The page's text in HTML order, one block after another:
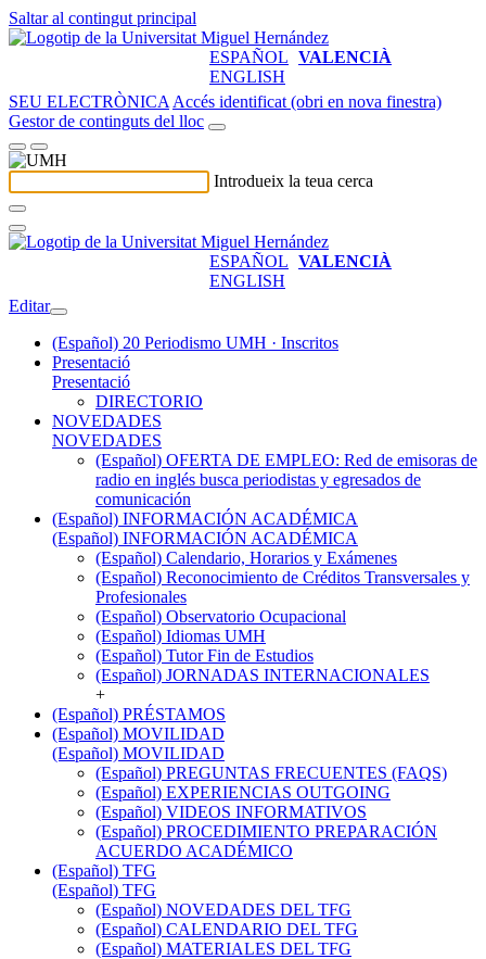
Saltar al contingut principal
ESPAÑOL VALENCIÀ
ENGLISH
SEU ELECTRÒNICA Accés identificat (obri en nova finestra)
Gestor de continguts del lloc
Introdueix la teua cerca
ESPAÑOL VALENCIÀ
ENGLISH
Editar
(Español) 20 Periodismo UMH · Inscritos
Presentació
Presentació
DIRECTORIO
NOVEDADES
NOVEDADES
(Español) OFERTA DE EMPLEO: Red de emisoras de
radio en inglés busca periodistas y egresados de
comunicación
(Español) INFORMACIÓN ACADÉMICA
(Español) INFORMACIÓN ACADÉMICA
(Español) Calendario, Horarios y Exámenes
(Español) Reconocimiento de Créditos Transversales y
Profesionales
(Español) Observatorio Ocupacional
(Español) Idiomas UMH
(Español) Tutor Fin de Estudios
(Español) JORNADAS INTERNACIONALES
+
(Español) PRÉSTAMOS
(Español) MOVILIDAD
(Español) MOVILIDAD
(Español) PREGUNTAS FRECUENTES (FAQS)
(Español) EXPERIENCIAS OUTGOING
(Español) VIDEOS INFORMATIVOS
(Español) PROCEDIMIENTO PREPARACIÓN
ACUERDO ACADÉMICO
(Español) TFG
(Español) TFG
(Español) NOVEDADES DEL TFG
(Español) CALENDARIO DEL TFG
(Español) MATERIALES DEL TFG